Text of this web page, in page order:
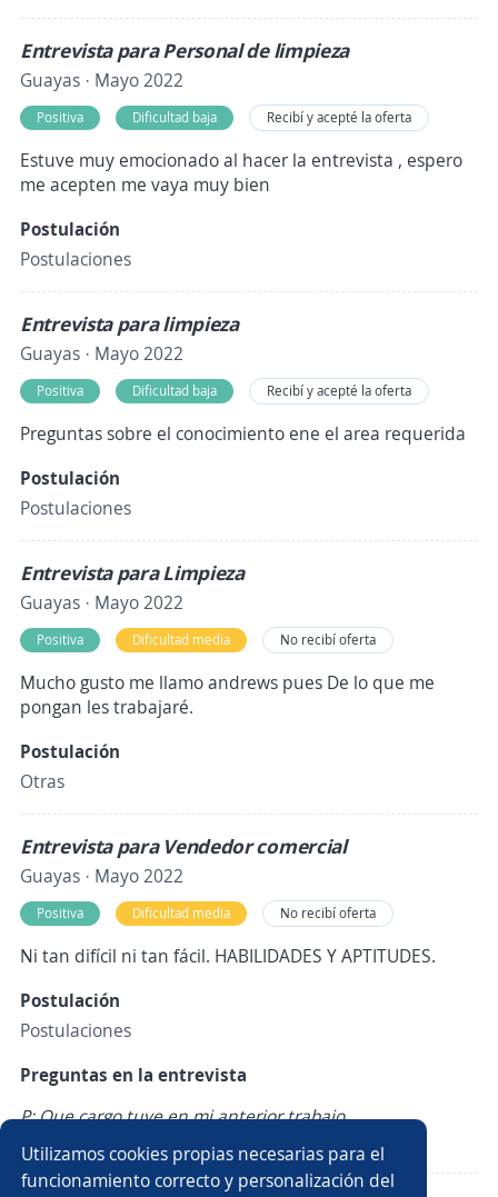
Utilizamos cookies propias necesarias para el
funcionamiento correcto y personalización del
Entrevista para Personal de limpieza
Guayas · Mayo 2022
Positiva Dificultad baja Recibí y acepté la oferta
Estuve muy emocionado al hacer la entrevista , espero
me acepten me vaya muy bien
Postulación
Postulaciones
Entrevista para limpieza
Guayas · Mayo 2022
Positiva Dificultad baja Recibí y acepté la oferta
Preguntas sobre el conocimiento ene el area requerida
Postulación
Postulaciones
Entrevista para Limpieza
Guayas · Mayo 2022
Positiva Dificultad media No recibí oferta
Mucho gusto me llamo andrews pues De lo que me
pongan les trabajaré.
Postulación
Otras
Entrevista para Vendedor comercial
Guayas · Mayo 2022
Positiva Dificultad media No recibí oferta
Ni tan difícil ni tan fácil. HABILIDADES Y APTITUDES.
Postulación
Postulaciones
Preguntas en la entrevista
P: Que cargo tuve en mi anterior trabajo.